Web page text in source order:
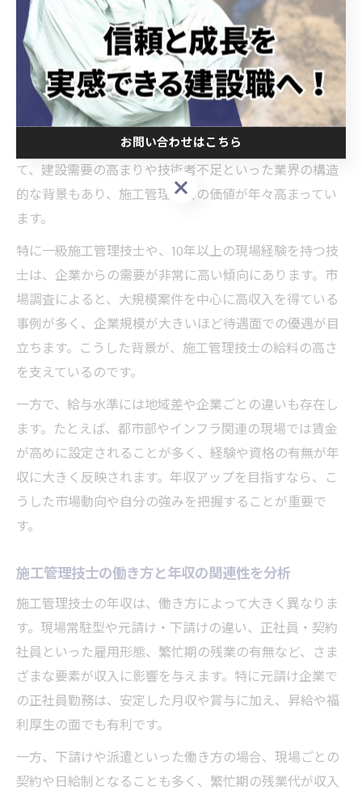
施工管理技士の給料が高い背景とその価値を探る
施工管理技士の給料が高い理由として、専門知識や現場
のマネジメント力が不可欠である点が挙げられます。建
設現場では安全管理や工程管理、コスト管理など多岐に
わたる責任が伴い、高度な判断力が求められます。加え
て、建設需要の高まりや技術者不足といった業界の構造
的な背景もあり、施工管理技士の価値が年々高まってい
ます。
特に一級施工管理技士や、10年以上の現場経験を持つ技
士は、企業からの需要が非常に高い傾向にあります。市
場調査によると、大規模案件を中心に高収入を得ている
事例が多く、企業規模が大きいほど待遇面での優遇が目
立ちます。こうした背景が、施工管理技士の給料の高さ
を支えているのです。
一方で、給与水準には地域差や企業ごとの違いも存在し
ます。たとえば、都市部やインフラ関連の現場では賃金
が高めに設定されることが多く、経験や資格の有無が年
収に大きく反映されます。年収アップを目指すなら、こ
うした市場動向や自分の強みを把握することが重要で
す。
施工管理技士の働き方と年収の関連性を分析
施工管理技士の年収は、働き方によって大きく異なりま
す。現場常駐型や元請け・下請けの違い、正社員・契約
社員といった雇用形態、繁忙期の残業の有無など、さま
ざまな要素が収入に影響を与えます。特に元請け企業で
の正社員勤務は、安定した月収や賞与に加え、昇給や福
利厚生の面でも有利です。
一方、下請けや派遣といった働き方の場合、現場ごとの
契約や日給制となることも多く、繁忙期の残業代が収入
お問い合わせはこちら
お問い合わせはこちら